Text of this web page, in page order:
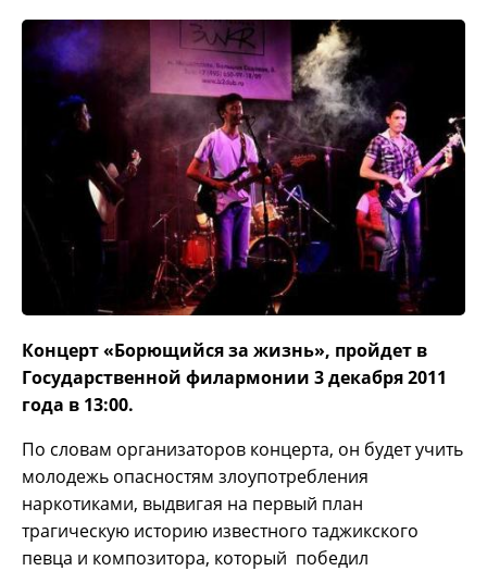
Концерт «Борющийся за жизнь», пройдет в
Государственной филармонии 3 декабря 2011
года в 13:00.
По словам организаторов концерта, он будет учить
молодежь опасностям злоупотребления
наркотиками, выдвигая на первый план
трагическую историю известного таджикского
певца и композитора, который победил